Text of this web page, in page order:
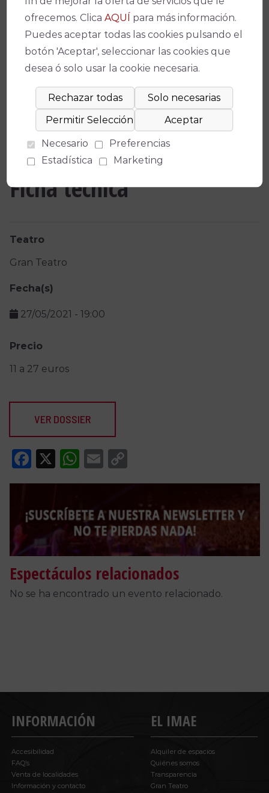
Ficha técnica
Teatro
Gran Teatro
Fecha(s)
27/05/2021 - 19:00
Precio
11 a 27 euros
VER DOSSIER
Facebook
X WhatsApp
Email
Copy
Link
Espectáculos relacionados
No se ha encontrado un evento relacionado.
INFORMACIÓN
Accesibilidad
FAQ’s
Venta de localidades
Información y contacto
EL IMAE
Alquiler de espacios
Quiénes somos
Transparencia
Gran Teatro
ofrecemos. ClicaAQUÍ
para más información.
Puedes aceptar todas las cookies pulsando el
botón 'Aceptar', seleccionar las cookies que
desea ó solo usar la cookie necesaria.
Necesario
Preferencias
Estadística
Marketing